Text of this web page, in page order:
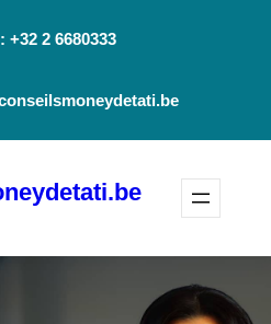
+32 2 6680333